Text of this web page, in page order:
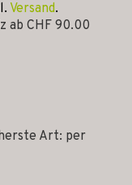
Versand.
ab CHF 90.00
Art: per